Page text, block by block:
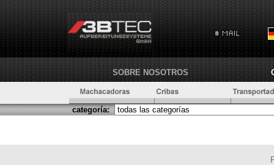
SOBRE NOSOTROS
categoría: